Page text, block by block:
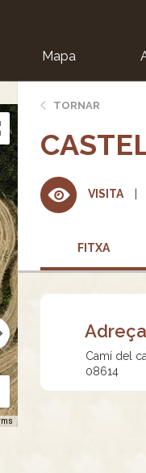
Mapa
TORNAR
VISITA
FITXA
Adreça
Camí del
08614